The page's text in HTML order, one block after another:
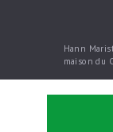
Hann
maison du